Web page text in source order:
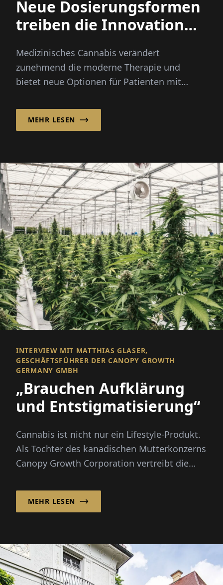
Neue Dosierungsformen
treiben die Innovation
Cannabis voran
Medizinisches Cannabis verändert
zunehmend die moderne Therapie und
bietet neue Optionen für Patienten mit
schweren...
MEHR LESEN
INTERVIEW MIT MATTHIAS GLASER,
GESCHÄFTSFÜHRER DER CANOPY GROWTH
GERMANY GMBH
„Brauchen Aufklärung
und Entstigmatisierung“
Cannabis ist nicht nur ein Lifestyle-Produkt.
Als Tochter des kanadischen Mutterkonzerns
Canopy Growth Corporation vertreibt die
MEHR LESEN